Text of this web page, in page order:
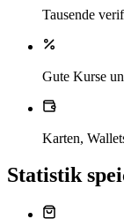
Tausende
Gute Kurse
Karten,
Statistik